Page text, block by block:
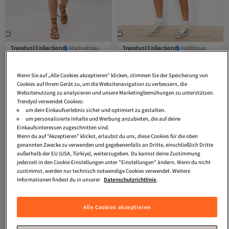
Trendyol Collection
Marineblau-
TWOSS26SR00233
20,34€
Trendyol Collection
Hellblaue
18,28€
Wenn Sie auf „Alle Cookies akzeptieren“ klicken, stimmen Sie der Speicherung von
Cookies auf Ihrem Gerät zu, um die Websitenavigation zu verbessern, die
Websitenutzung zu analysieren und unsere Marketingbemühungen zu unterstützen.
Trendyol verwendet Cookies:
um dein Einkaufserlebnis sicher und optimiert zu gestalten.
um personalisierte Inhalte und Werbung anzubieten, die auf deine
Einkaufsinteressen zugeschnitten sind.
Wenn du auf "Akzeptieren" klickst, erlaubst du uns, diese Cookies für die oben
genannten Zwecke zu verwenden und gegebenenfalls an Dritte, einschließlich Dritte
außerhalb der EU (USA, Türkiye), weiterzugeben. Du kannst deine Zustimmung
jederzeit in den Cookie-Einstellungen unter "Einstellungen" ändern. Wenn du nicht
zustimmst, werden nur technisch notwendige Cookies verwendet. Weitere
Informationen findest du in unserer Datenschutzrichtlinie.
Alle Cookies akzeptieren